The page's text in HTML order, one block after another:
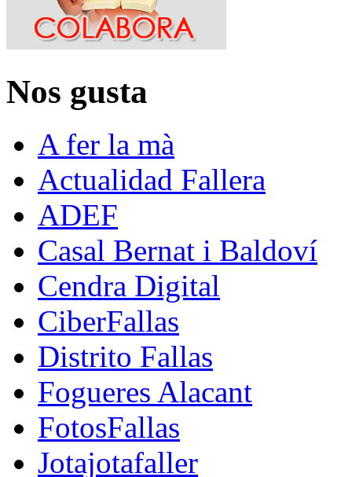
Nos gusta
A fer la mà
Actualidad Fallera
ADEF
Casal Bernat i Baldoví
Cendra Digital
CiberFallas
Distrito Fallas
Fogueres Alacant
FotosFallas
Jotajotafaller